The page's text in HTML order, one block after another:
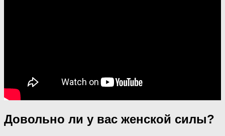
Довольно ли у вас женской силы?